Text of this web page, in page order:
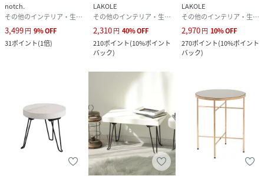
notch.
その他のインテリア・生活雑貨
3,499円 9%OFF
31ポイント(1倍)
LAKOLE
その他のインテリア・生活雑貨
2,310円 40%OFF
210ポイント(10%ポイント
バック)
LAKOLE
その他のインテリア・生活雑貨
2,970円 10%OFF
270ポイント(10%ポイント
バック)